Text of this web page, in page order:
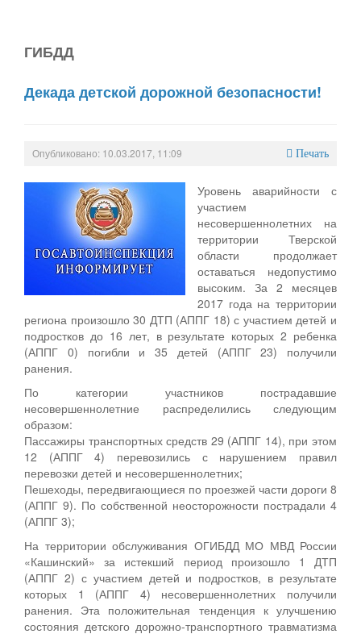
ГИБДД
Декада детской дорожной безопасности!
Опубликовано: 10.03.2017, 11:09 Печать
Уровень аварийности с
участием
несовершеннолетних на
территории Тверской
области продолжает
оставаться недопустимо
высоким. За 2 месяцев
2017 года на территории
региона произошло 30 ДТП (АППГ 18) с участием детей и
подростков до 16 лет, в результате которых 2 ребенка
(АППГ 0) погибли и 35 детей (АППГ 23) получили
ранения.
По категории участников пострадавшие
несовершеннолетние распределились следующим
образом:
Пассажиры транспортных средств 29 (АППГ 14), при этом
12 (АППГ 4) перевозились с нарушением правил
перевозки детей и несовершеннолетних;
Пешеходы, передвигающиеся по проезжей части дороги 8
(АППГ 9). По собственной неосторожности пострадали 4
(АППГ 3);
На территории обслуживания ОГИБДД МО МВД России
«Кашинский» за истекший период произошло 1 ДТП
(АППГ 2) с участием детей и подростков, в результате
которых 1 (АППГ 4) несовершеннолетних получили
ранения. Эта положительная тенденция к улучшению
состояния детского дорожно-транспортного травматизма